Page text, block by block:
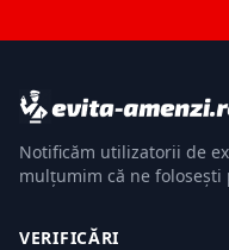
Notificăm utilizatorii de
mulțumim că ne folosești
VERIFICĂRI